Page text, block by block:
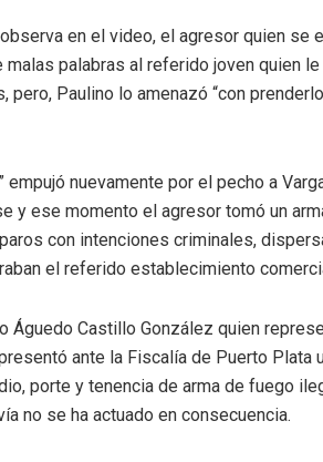
en el video, el agresor quien se
malas palabras al referido joven quien
pero, Paulino lo amenazó “con
empujó nuevamente por el pecho a
y ese momento el agresor tomó un
con intenciones criminales,
el referido establecimiento
Águedo Castillo González quien
ante la Fiscalía de Puerto
porte y tenencia de arma de fuego
no se ha actuado en consecuencia.